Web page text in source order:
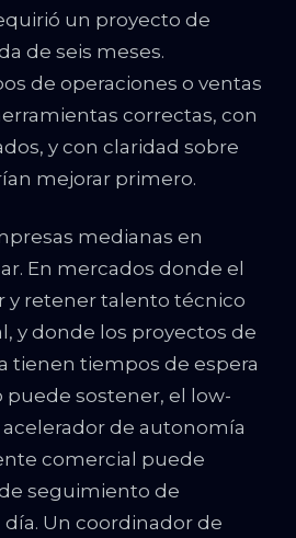
un proyecto de
de seis meses.
de operaciones o ventas
correctas, con
y con claridad sobre
mejorar primero.
medianas en
En mercados donde el
y retener talento técnico
y donde los proyectos de
tienen tiempos de espera
sostener, el low-
de autonomía
comercial puede
seguimiento de
Un coordinador de